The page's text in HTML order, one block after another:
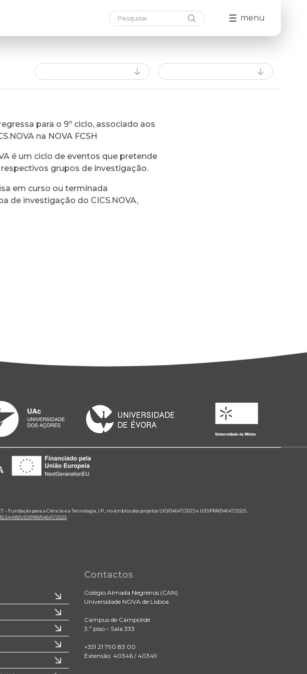
menu
para o 9º ciclo, associado aos
na NOVA FCSH
é um ciclo de eventos que pretende
grupos de investigação.
em curso ou terminada
de investigação do CICS.NOVA,
Fundação para a Ciência e a Tecnologia, I.P., no âmbito dos projetos UID/04647/2025 e UID/PRR/04647/2025.
UID/PRR/04647/2025
Contactos
Colégio Almada Negreiros (CAN)
Universidade NOVA de Lisboa
Campus de Campolide
3.º piso – Sala 333
+351 21 790 83 00
Extensão: 40346 / 40349